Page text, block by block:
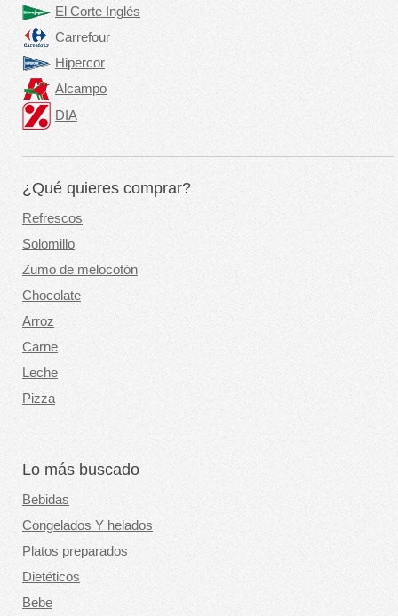
El Corte Inglés
Carrefour
Hipercor
Alcampo
DIA
¿Qué quieres comprar?
Refrescos
Solomillo
Zumo de melocotón
Chocolate
Arroz
Carne
Leche
Pizza
Lo más buscado
Bebidas
Congelados Y helados
Platos preparados
Dietéticos
Bebe